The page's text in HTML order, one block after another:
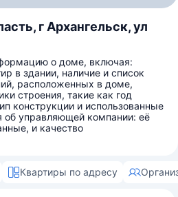
г Архангельск, ул
о доме, включая:
в здании, наличие и список
расположенных в доме,
строения, такие как год
конструкции и использованные
управляющей компании: её
и качество
Квартиры по адресу